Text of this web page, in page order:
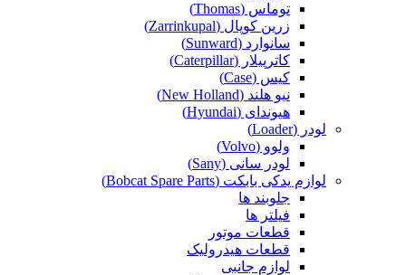
توماس (Thomas)
زرین کوپال (Zarrinkupal)
سانوارد (Sunward)
کاترپیلار (Caterpillar)
کیس (Case)
نیو هلند (New Holland)
هیوندای (Hyundai)
لودر (Loader)
ولوو (Volvo)
لودر سانی (Sany)
لوازم یدکی بابکت (Bobcat Spare Parts)
جلوبند ها
فیلتر ها
قطعات موتور
قطعات هیدرولیک
لوازم جانبی